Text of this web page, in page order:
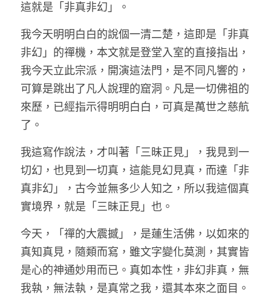
這就是「非真非幻」。
我今天明明白白的說個一清二楚，這即是「非真
非幻」的禪機，本文就是登堂入室的直接指出，
我今天立此宗派，開演這法門，是不同凡響的，
可算是跳出了凡人說理的窟洞。凡是一切佛祖的
來歷，已經指示得明明白白，可真是萬世之慈航
了。
我這寫作說法，才叫著「三昧正見」，我見到一
切幻，也見到一切真，這能見幻見真，而達「非
真非幻」，古今並無多少人知之，所以我這個真
實境界，就是「三昧正見」也。
今天，「禪的大震撼」，是蓮生活佛，以如來的
真知真見，隨類而寫，雖文字變化莫測，其實皆
是心的神通妙用而已。真如本性，非幻非真，無
我執，無法執，是真常之我，還其本來之面目。